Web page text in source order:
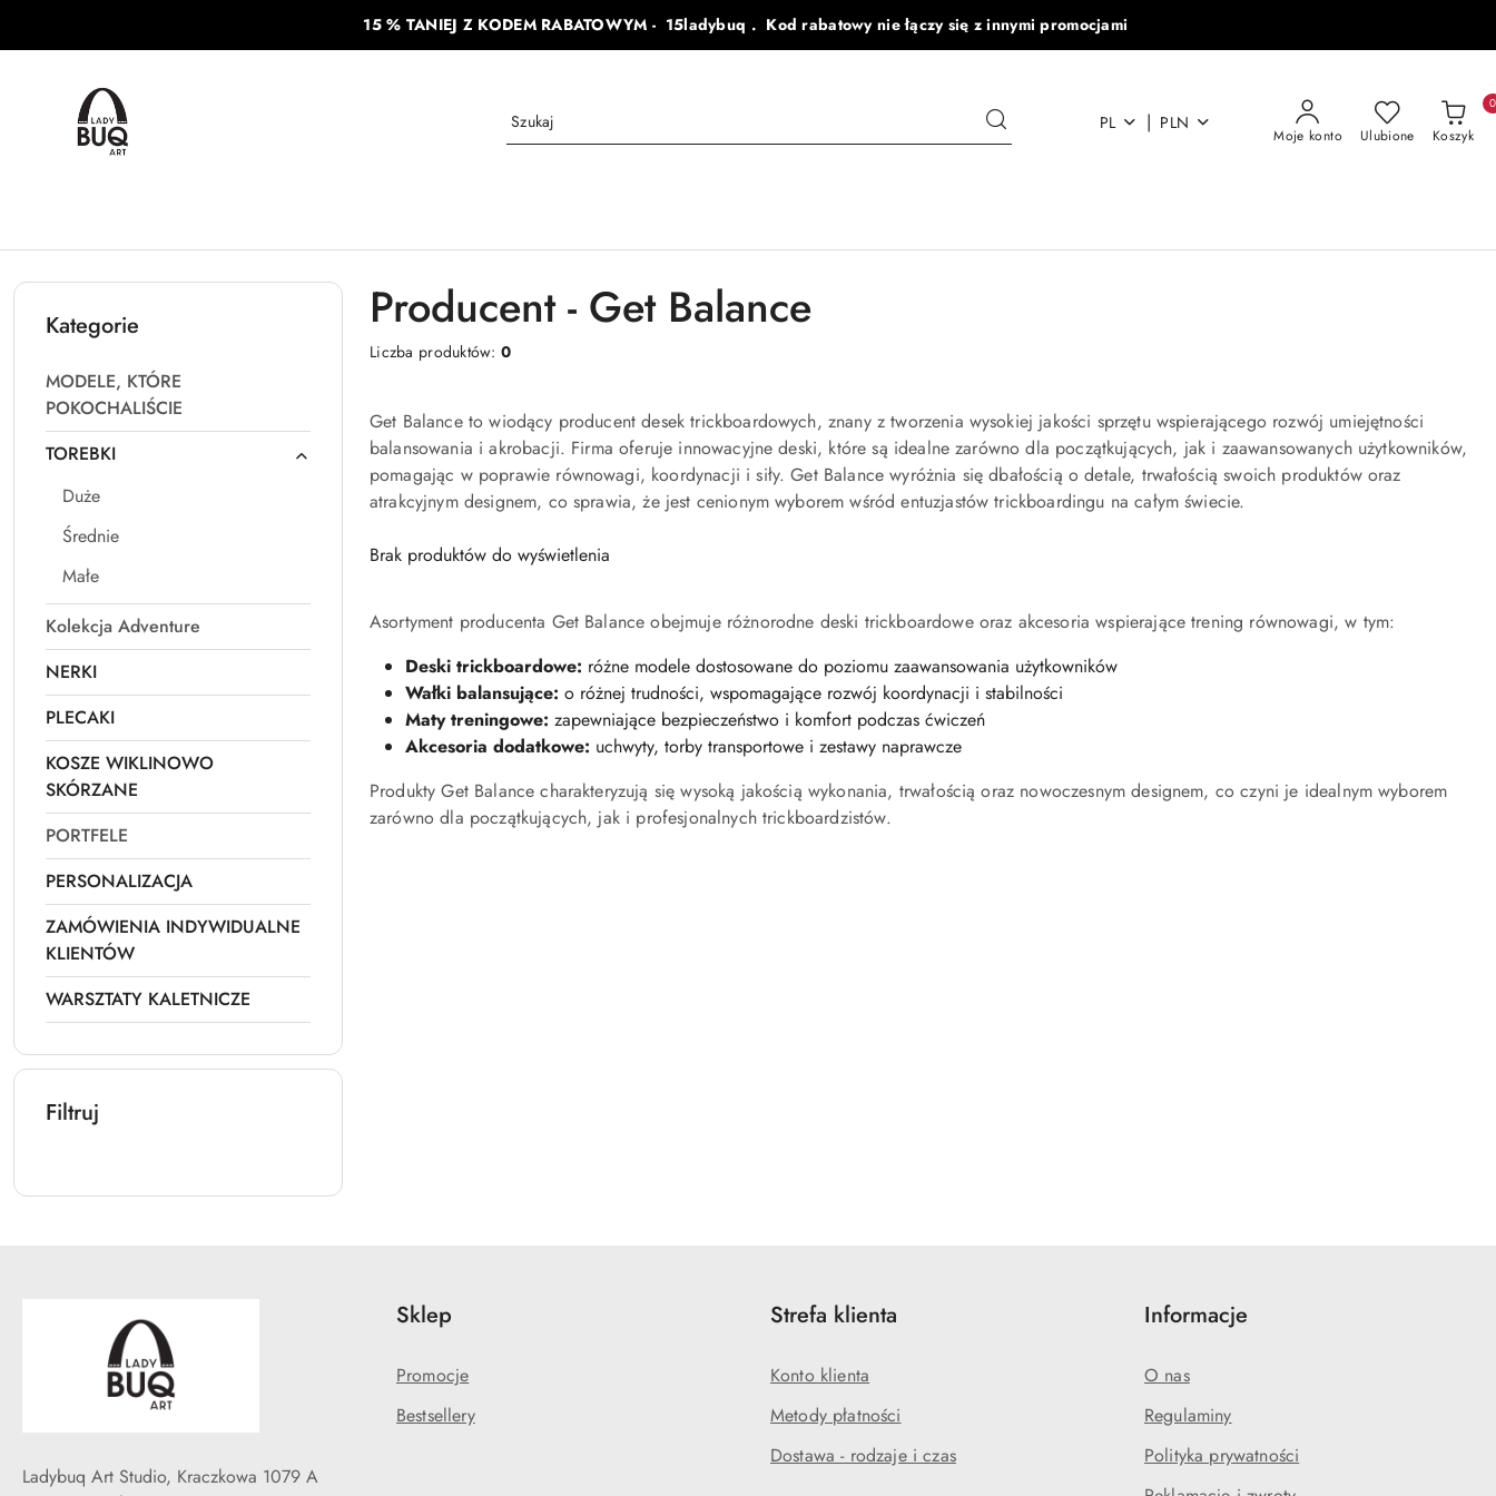
15 % TANIEJ Z KODEM RABATOWYM - 15ladybuq . Kod rabatowy nie łączy się z innymi promocjami
PL | PLN
Moje konto Ulubione Koszyk
0
Kategorie
MODELE, KTÓRE
POKOCHALIŚCIE
TOREBKI
Duże
Średnie
Małe
Kolekcja Adventure
NERKI
PLECAKI
KOSZE WIKLINOWO
SKÓRZANE
PORTFELE
PERSONALIZACJA
ZAMÓWIENIA INDYWIDUALNE
KLIENTÓW
WARSZTATY KALETNICZE
Filtruj
Producent - Get Balance
Liczba produktów:0
Get Balance to wiodący producent desek trickboardowych, znany z tworzenia wysokiej jakości sprzętu wspierającego rozwój umiejętności
balansowania i akrobacji. Firma oferuje innowacyjne deski, które są idealne zarówno dla początkujących, jak i zaawansowanych użytkowników,
pomagając w poprawie równowagi, koordynacji i siły. Get Balance wyróżnia się dbałością o detale, trwałością swoich produktów oraz
atrakcyjnym designem, co sprawia, że jest cenionym wyborem wśród entuzjastów trickboardingu na całym świecie.
Brak produktów do wyświetlenia
Asortyment producenta Get Balance obejmuje różnorodne deski trickboardowe oraz akcesoria wspierające trening równowagi, w tym:
Deski trickboardowe: różne modele dostosowane do poziomu zaawansowania użytkowników
Wałki balansujące: o różnej trudności, wspomagające rozwój koordynacji i stabilności
Maty treningowe: zapewniające bezpieczeństwo i komfort podczas ćwiczeń
Akcesoria dodatkowe: uchwyty, torby transportowe i zestawy naprawcze
Produkty Get Balance charakteryzują się wysoką jakością wykonania, trwałością oraz nowoczesnym designem, co czyni je idealnym wyborem
zarówno dla początkujących, jak i profesjonalnych trickboardzistów.
Ladybuq Art Studio, Kraczkowa 1079 A
Sklep
Promocje
Bestsellery
Strefa klienta
Konto klienta
Metody płatności
Dostawa - rodzaje i czas
Informacje
O nas
Regulaminy
Polityka prywatności